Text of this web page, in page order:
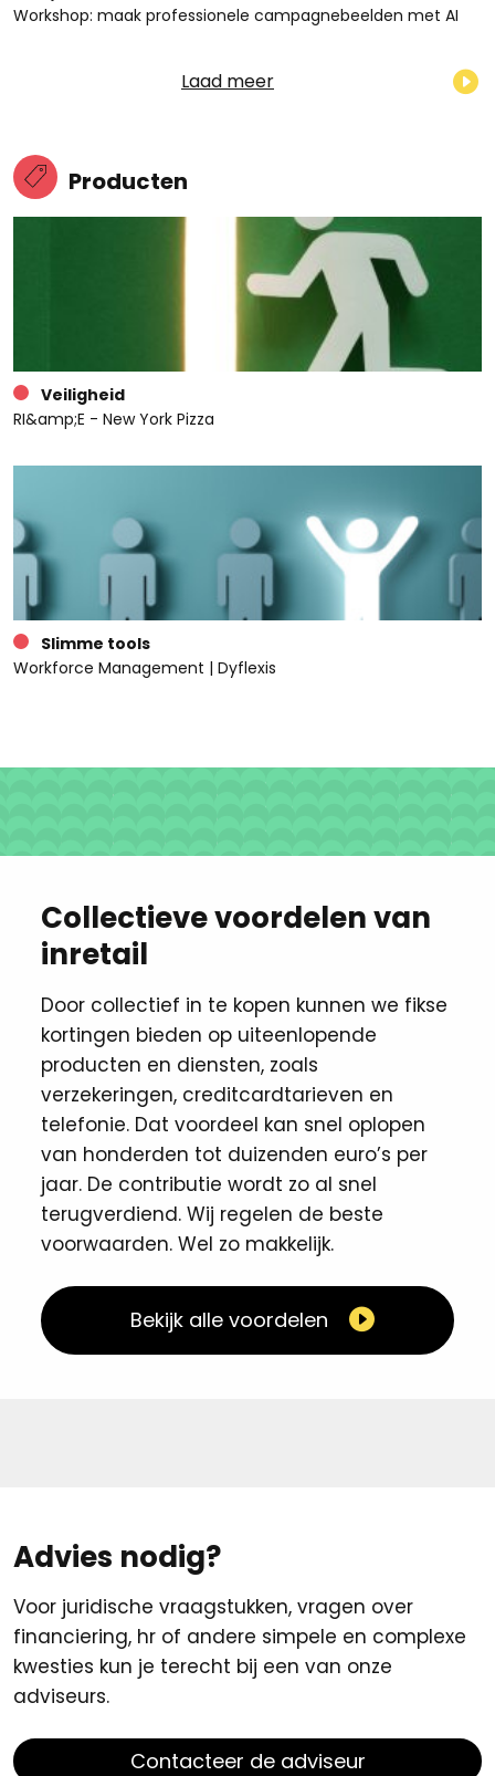
Workshop: maak professionele campagnebeelden met AI
Laad meer
Producten
Veiligheid
RI&amp;E - New York Pizza
Slimme tools
Workforce Management | Dyflexis
Collectieve voordelen van
inretail
Door collectief in te kopen kunnen we fikse
kortingen ​bieden op uiteenlopende
producten en diensten, zoals
verzekeringen, creditcardtarieven en
telefonie. Dat voordeel kan snel oplopen
van honderden tot duizenden euro’s per
jaar. De contributie wordt zo al snel
terugverdiend. Wij regelen de beste
voorwaarden. Wel zo makkelijk. ​
Bekijk alle voordelen
Advies nodig?
Voor juridische vraagstukken, vragen over
financiering, hr of andere simpele en complexe
kwesties kun je terecht bij een van onze
adviseurs.
Contacteer de adviseur